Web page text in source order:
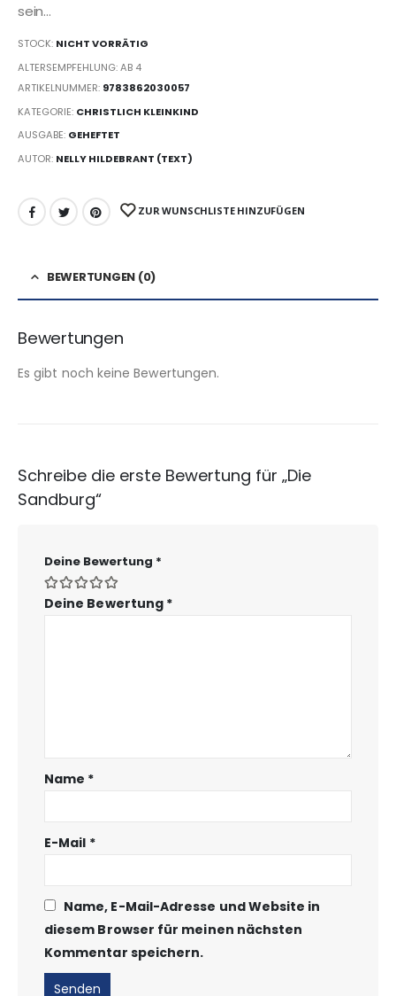
sein…
STOCK: NICHT VORRÄTIG
ALTERSEMPFEHLUNG: AB 4
ARTIKELNUMMER: 9783862030057
KATEGORIE: CHRISTLICH KLEINKIND
AUSGABE: GEHEFTET
AUTOR: NELLY HILDEBRANT (TEXT)
ZUR WUNSCHLISTE HINZUFÜGEN
BEWERTUNGEN (0)
Bewertungen
Es gibt noch keine Bewertungen.
Schreibe die erste Bewertung für „Die
Sandburg“
Deine Bewertung *
Deine Bewertung *
Name *
E-Mail *
Name, E-Mail-Adresse und Website in
diesem Browser für meinen nächsten
Kommentar speichern.